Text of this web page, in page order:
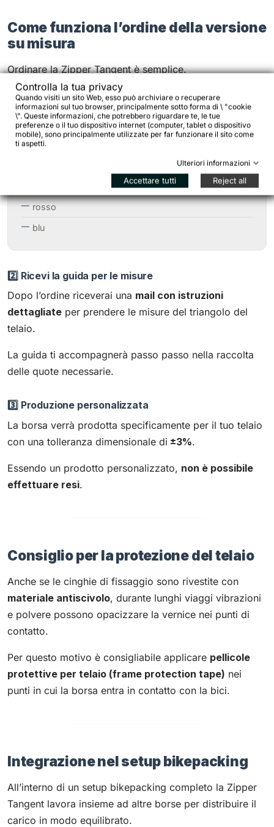
Come funziona l’ordine della versione
su misura
Ordinare la Zipper Tangent è semplice.
1️⃣ Effettua l’ordine
Completa l’acquisto normalmente e indicail colore
desiderato nelle note dell’ordine :
rosso
blu
2️⃣ Ricevi la guida per le misure
Dopo l’ordine riceverai una mail con istruzioni
dettagliate per prendere le misure del triangolo del
telaio.
La guida ti accompagnerà passo passo nella raccolta
delle quote necessarie.
3️⃣ Produzione personalizzata
La borsa verrà prodotta specificamente per il tuo telaio
con una tolleranza dimensionale di ±3%.
Essendo un prodotto personalizzato, non è possibile
effettuare resi.
Consiglio per la protezione del telaio
Anche se le cinghie di fissaggio sono rivestite con
materiale antiscivolo, durante lunghi viaggi vibrazioni
e polvere possono opacizzare la vernice nei punti di
contatto.
Per questo motivo è consigliabile applicare pellicole
protettive per telaio (frame protection tape) nei
punti in cui la borsa entra in contatto con la bici.
Integrazione nel setup bikepacking
All’interno di un setup bikepacking completo la Zipper
Tangent lavora insieme ad altre borse per distribuire il
carico in modo equilibrato.
Controlla la tua privacy
Quando visiti un sito Web, esso può archiviare o recuperare
informazioni sul tuo browser, principalmente sotto forma di \ "cookie
\". Queste informazioni, che potrebbero riguardare te, le tue
preferenze o il tuo dispositivo internet (computer, tablet o dispositivo
mobile), sono principalmente utilizzate per far funzionare il sito come
ti aspetti.
Ulteriori informazioni
Accettare tutti Reject all